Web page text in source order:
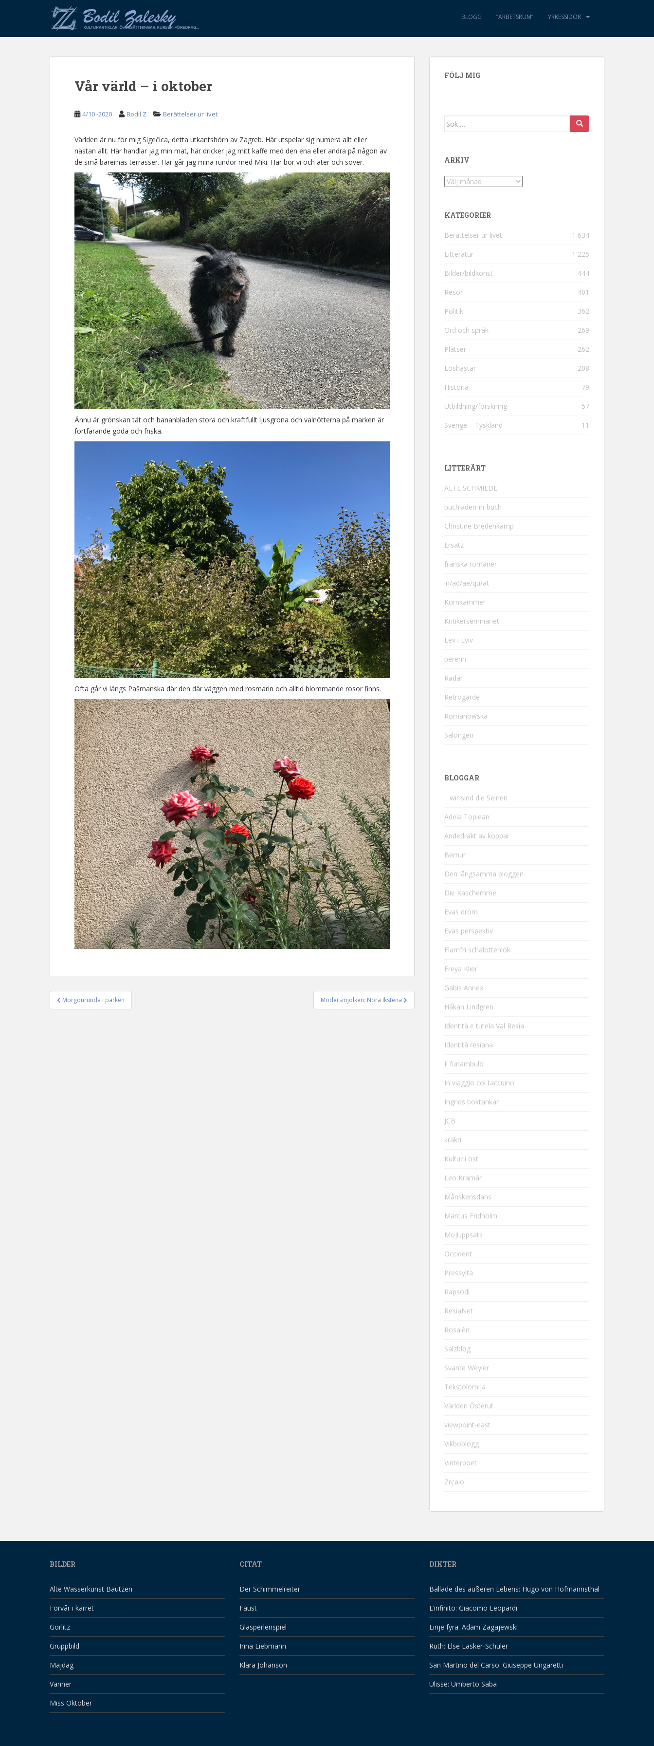
p
BLOGG ”ARBETSRUM” YRKESSIDOR
Vår värld – i oktober
4/10 -2020 Bodil Z Berättelser ur livet
Världen är nu för mig Sigečica, detta utkantshörn av Zagreb. Här utspelar sig numera allt eller
nästan allt. Här handlar jag min mat, här dricker jag mitt kaffe med den ena eller andra på någon av
de små barernas terrasser. Här går jag mina rundor med Miki. Här bor vi och äter och sover.
Ännu är grönskan tät och bananbladen stora och kraftfullt ljusgröna och valnötterna på marken är
fortfarande goda och friska.
Ofta går vi längs Pašmanska där den där väggen med rosmarin och alltid blommande rosor finns.
Inläggsnavigering
Morgonrunda i parken Modersmjölken: Nora Ikstena
FÖLJ MIG
Sök efter:
ARKIV
Arkiv
KATEGORIER
Berättelser ur livet 1 634
Litteratur 1 225
Bilder/bildkonst 444
Resor 401
Politik 362
Ord och språk 269
Platser 262
Löshästar 208
Historia 79
Utbildning/forskning 57
Sverige – Tyskland 11
LITTERÄRT
ALTE SCHMIEDE
buchladen-in-buch
Christine Bredenkamp
Ersatz
franska romaner
in/ad/ae/qu/at
Kornkammer
Kritikerseminariet
Lev i Lviv
perenn
Radar
Retrogarde
Romanowska
Salongen
BLOGGAR
…wir sind die Seinen
Adela Toplean
Andedräkt av koppar
Bernur
Den långsamma bloggen
Die Kaschemme
Evas dröm
Evas perspektiv
Flarnfri schalottenlök
Freya Klier
Gabis Annex
Håkan Lindgren
Identità e tutela Val Resia
Identità resiana
Il funambulo
In viaggio col taccuino
Ingrids boktankar
JCB
krakri
Kultur i öst
Leo Kramár
Månskensdans
Marcus Fridholm
MojUppsats
Occident
Pressylta
Rapsodi
ResiaNet
Rosaièn
Salzblog
Svante Weyler
Tekstolomija
Världen Österut
viewpoint-east
Vikboblogg
Vinterpoet
Zrcalo
BILDER
Alte Wasserkunst Bautzen
Förvår i kärret
Görlitz
Gruppbild
Majdag
Vänner
Miss Oktober
CITAT
Der Schimmelreiter
Faust
Glasperlenspiel
Irina Liebmann
Klara Johanson
DIKTER
Ballade des äußeren Lebens: Hugo von Hofmannsthal
L’infinito: Giacomo Leopardi
Linje fyra: Adam Zagajewski
Ruth: Else Lasker-Schüler
San Martino del Carso: Giuseppe Ungaretti
Ulisse: Umberto Saba